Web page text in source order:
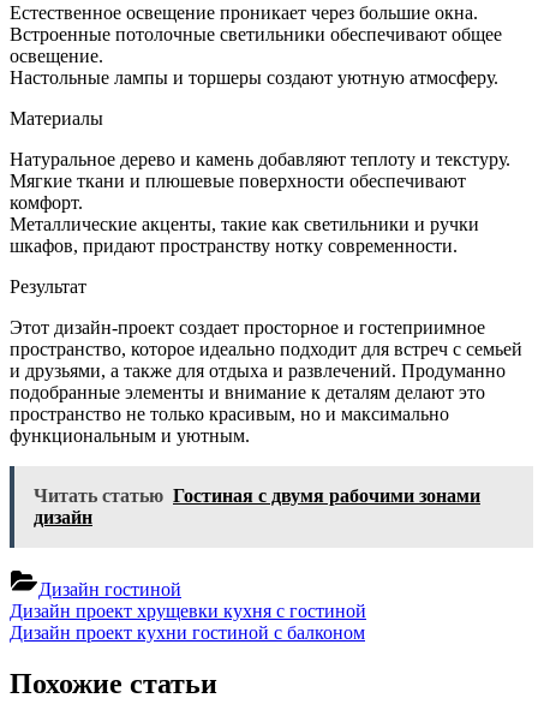
Естественное освещение проникает через большие окна.
Встроенные потолочные светильники обеспечивают общее
освещение.
Настольные лампы и торшеры создают уютную атмосферу.
Материалы
Натуральное дерево и камень добавляют теплоту и текстуру.
Мягкие ткани и плюшевые поверхности обеспечивают
комфорт.
Металлические акценты, такие как светильники и ручки
шкафов, придают пространству нотку современности.
Результат
Этот дизайн-проект создает просторное и гостеприимное
пространство, которое идеально подходит для встреч с семьей
и друзьями, а также для отдыха и развлечений. Продуманно
подобранные элементы и внимание к деталям делают это
пространство не только красивым, но и максимально
функциональным и уютным.
Читать статью Гостиная с двумя рабочими зонами
дизайн
Дизайн гостиной
Навигация
по
записям
Previous
Post:
Дизайн проект хрущевки кухня с гостиной
Next
Дизайн проект кухни гостиной с балконом
Похожие статьи